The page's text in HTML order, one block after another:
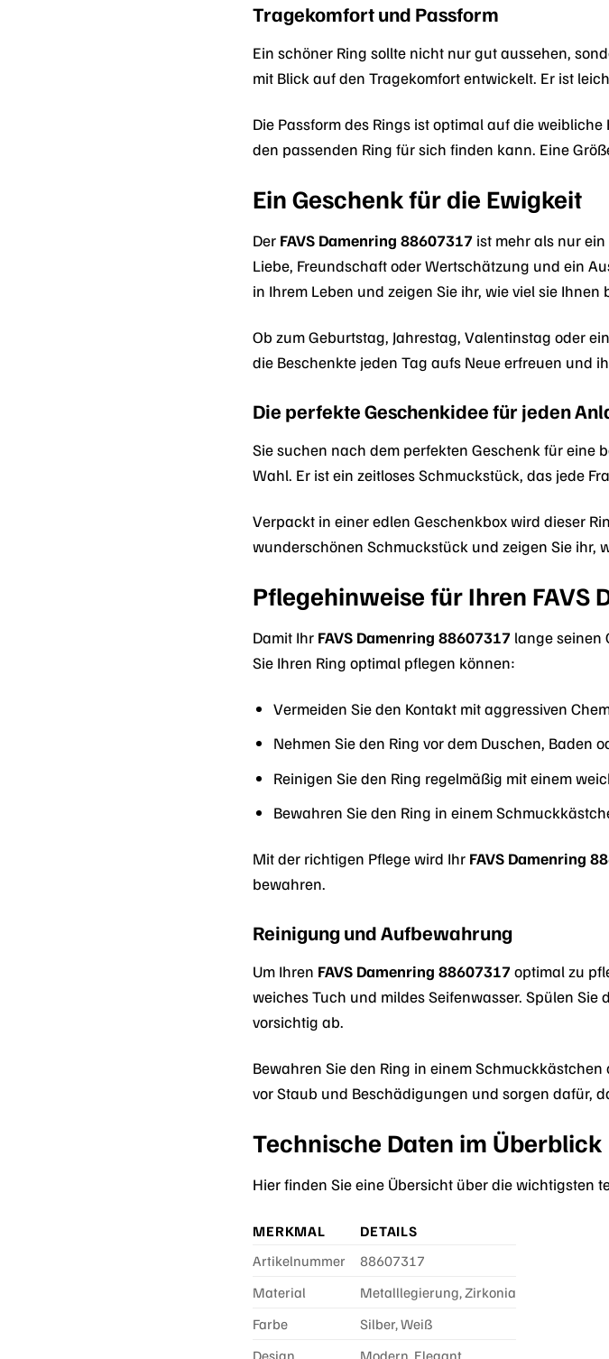
Tragekomfort und Passform
Ein schöner Ring sollte nicht nur gut aussehen,
mit Blick auf den Tragekomfort entwickelt. Er ist
Die Passform des Rings ist optimal auf die
den passenden Ring für sich finden kann. Eine
Ein Geschenk für die Ewigkeit
Der FAVS Damenring 88607317 ist mehr als nur
Liebe, Freundschaft oder Wertschätzung und ein
in Ihrem Leben und zeigen Sie ihr, wie viel sie Ihnen
Ob zum Geburtstag, Jahrestag, Valentinstag oder
die Beschenkte jeden Tag aufs Neue erfreuen und
Die perfekte Geschenkidee für jeden
Sie suchen nach dem perfekten Geschenk für eine
Wahl. Er ist ein zeitloses Schmuckstück, das jede
Verpackt in einer edlen Geschenkbox wird dieser
wunderschönen Schmuckstück und zeigen Sie ihr,
Pflegehinweise für Ihren FAVS
Damit Ihr FAVS Damenring 88607317 lange seinen
Sie Ihren Ring optimal pflegen können:
Vermeiden Sie den Kontakt mit aggressiven
Nehmen Sie den Ring vor dem Duschen, Baden
Reinigen Sie den Ring regelmäßig mit einem
Bewahren Sie den Ring in einem
Mit der richtigen Pflege wird Ihr FAVS Damenring
bewahren.
Reinigung und Aufbewahrung
Um Ihren FAVS Damenring 88607317optimal zu
weiches Tuch und mildes Seifenwasser. Spülen
vorsichtig ab.
Bewahren Sie den Ring in einem
vor Staub und Beschädigungen und sorgen dafür,
Technische Daten im Überblick
Hier finden Sie eine Übersicht über die wichtigsten
MERKMAL
DETAILS
Artikelnummer
88607317
Material
Metalllegierung, Zirkonia
Farbe
Silber, Weiß
Design
Modern, Elegant